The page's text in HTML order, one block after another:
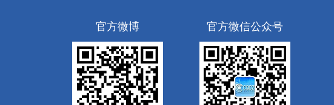
官方微博 官方微信公众号